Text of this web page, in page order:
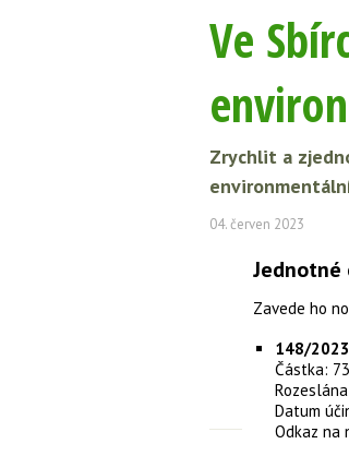
Ve
Zrychlit a
04. červen 2023
Zavede ho
148/
Částka:
Datum
Odkaz na